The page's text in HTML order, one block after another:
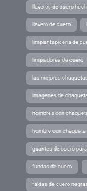
llaveros de cuero
llavero de cuero
limpiar tapiceria de
limpiadores de cuero
las mejores
imagenes de
hombres con
hombre con chaqueta
guantes de cuero
fundas de cuero
faldas de cuero negras